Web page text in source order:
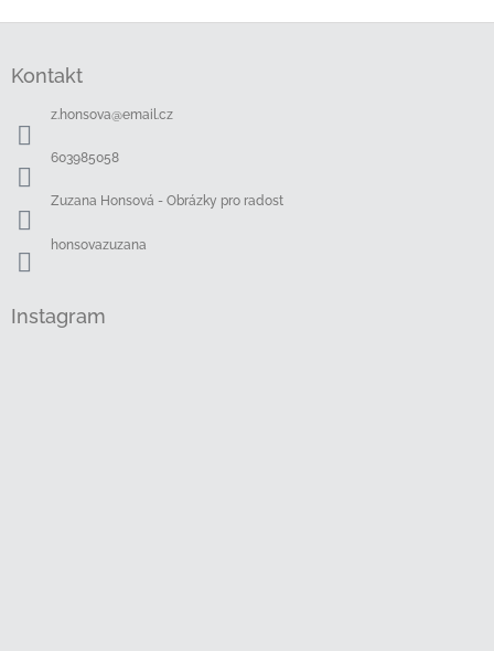
Kontakt
z.honsova@email.cz
603985058
Zuzana Honsová - Obrázky pro radost
honsovazuzana
Instagram